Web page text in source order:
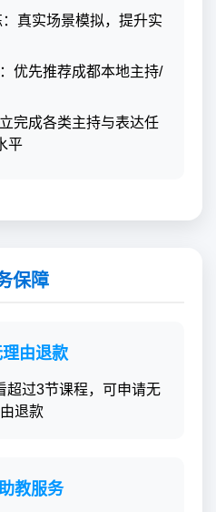
真实场景模拟，提升实
优先推荐成都本地主持/
完成各类主持与表达任
平
保障
由退款
超过3节课程，可申请无
退款
教服务